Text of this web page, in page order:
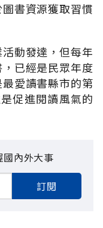
書資源獲取習慣
動發達，但每年
已經是民眾年度
愛讀書縣市的第
促進閱讀風氣的
內外大事
訂閱